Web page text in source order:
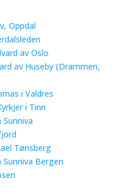
Oppdal
av Oslo
av Huseby (Drammen,
i Valdres
i Tinn
Tønsberg
Bergen